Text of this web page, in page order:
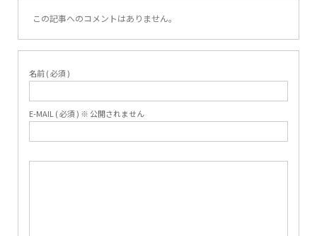
この記事へのコメントはありません。
名前 ( 必須 )
E-MAIL ( 必須 ) ※ 公開されません